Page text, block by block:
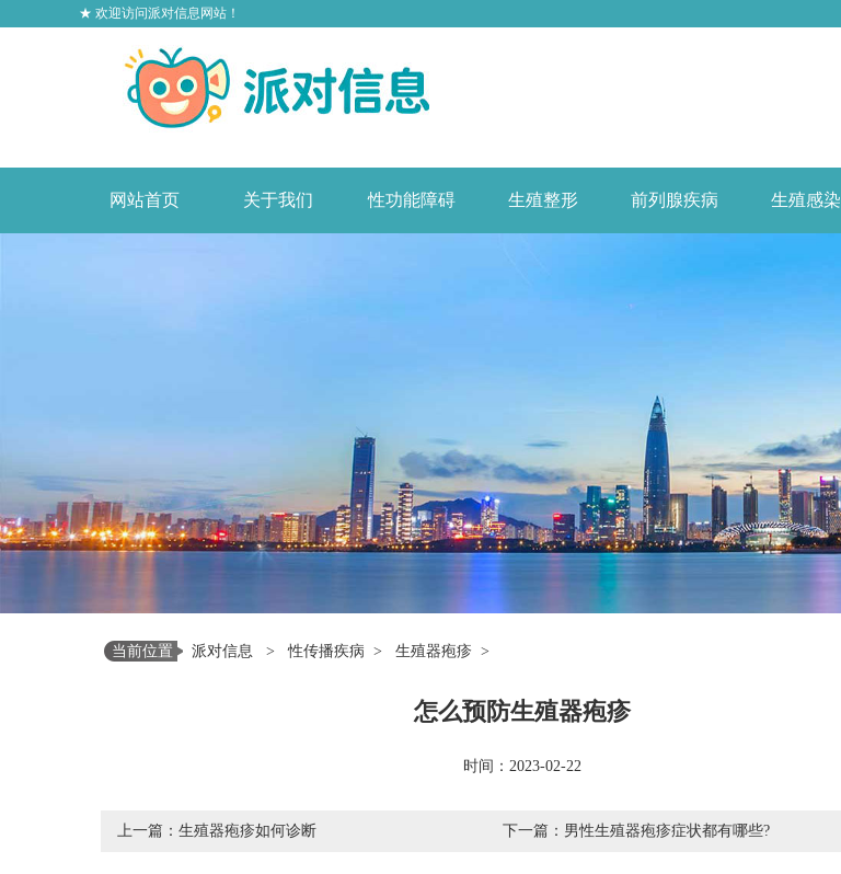
★ 欢迎访问派对信息网站！
网站首页 关于我们 性功能障碍 生殖整形 前列腺疾病 生殖感染
当前位置 派对信息 > 性传播疾病 > 生殖器疱疹 >
怎么预防生殖器疱疹
时间：2023-02-22
上一篇： 生殖器疱疹如何诊断 下一篇： 男性生殖器疱疹症状都有哪些?